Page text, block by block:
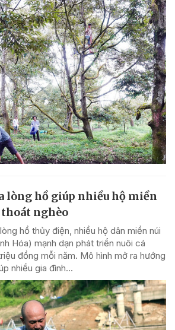
lòng hồ giúp nhiều hộ miền
nghèo
hồ thủy điện, nhiều hộ dân miền núi
Hóa) mạnh dạn phát triển nuôi cá
đồng mỗi năm. Mô hình mở ra hướng
nhiều gia đình...